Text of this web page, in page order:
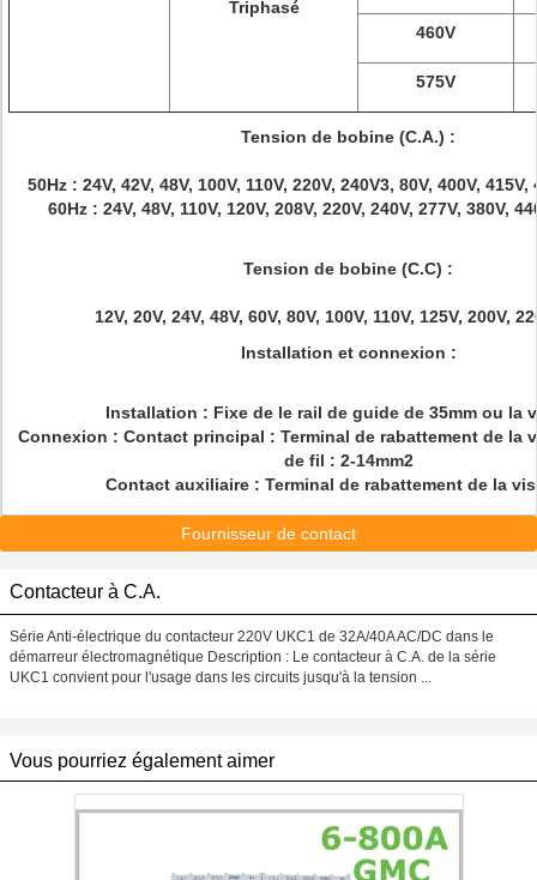
Triphasé
460V
575V
Tension de bobine (C.A.) :
50Hz : 24V, 42V, 48V, 100V, 110V, 220V, 240V3, 80V, 400V, 415V,
60Hz : 24V, 48V, 110V, 120V, 208V, 220V, 240V, 277V, 380V,
Tension de bobine (C.C) :
12V, 20V, 24V, 48V, 60V, 80V, 100V, 110V, 125V, 200V,
Installation et connexion :
Installation : Fixe de le rail de guide de 35mm ou la
Connexion : Contact principal : Terminal de rabattement de la
de fil : 2-14mm2
Contact auxiliaire : Terminal de rabattement de la
Fournisseur de contact
Contacteur à C.A.
Série Anti-électrique du contacteur 220V UKC1 de 32A/40A AC/DC dans le
démarreur électromagnétique Description : Le contacteur à C.A. de la série
UKC1 convient pour l'usage dans les circuits jusqu'à la tension ...
Vous pourriez également aimer